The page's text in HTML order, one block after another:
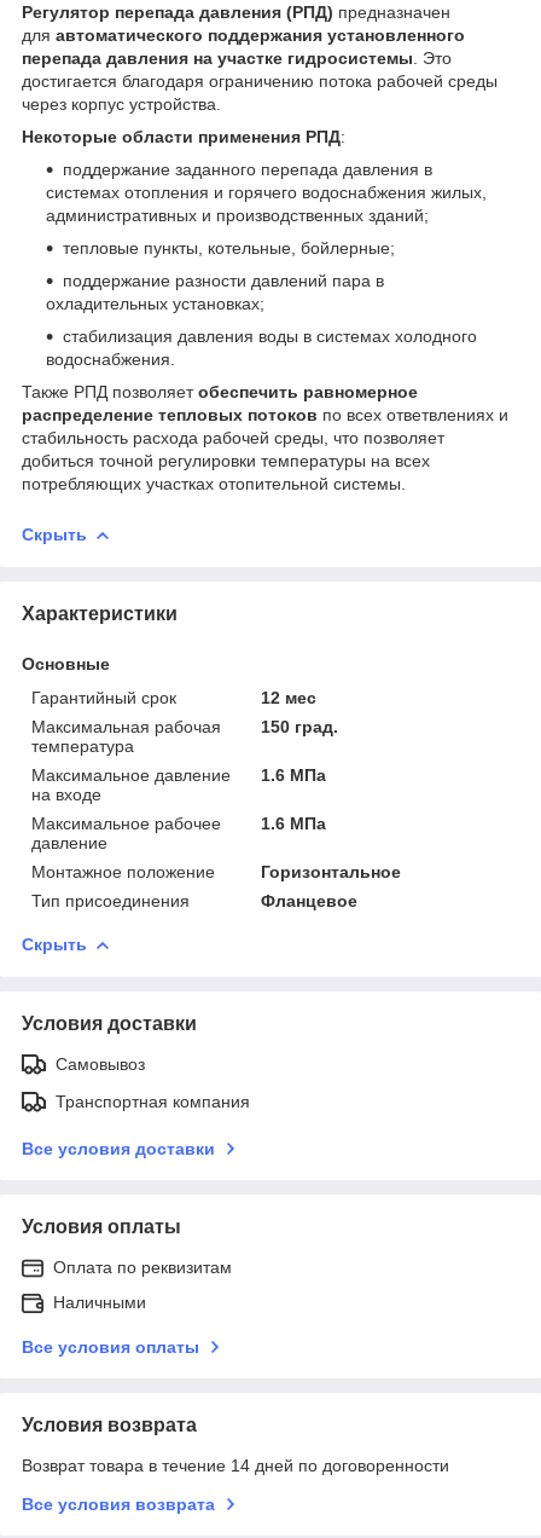
Регулятор перепада давления (РПД) предназначен
для автоматического поддержания установленного
перепада давления на участке гидросистемы . Это
достигается благодаря ограничению потока рабочей среды
через корпус устройства.
Некоторые области применения РПД:
поддержание заданного перепада давления в
системах отопления и горячего водоснабжения жилых,
административных и производственных зданий;
тепловые пункты, котельные, бойлерные;
поддержание разности давлений пара в
охладительных установках;
стабилизация давления воды в системах холодного
водоснабжения.
Также РПД позволяетобеспечить равномерное
распределение тепловых потоков по всех ответвлениях и
стабильность расхода рабочей среды, что позволяет
добиться точной регулировки температуры на всех
потребляющих участках отопительной системы.
Скрыть
Характеристики
Основные
Гарантийный срок
12 мес
Максимальная рабочая
температура
150 град.
Максимальное давление
на входе
1.6 МПа
Максимальное рабочее
давление
1.6 МПа
Монтажное положение
Горизонтальное
Тип присоединения
Фланцевое
Скрыть
Условия доставки
Самовывоз
Транспортная компания
Все условия доставки
Условия оплаты
Оплата по реквизитам
Наличными
Все условия оплаты
Условия возврата
Возврат товара в течение 14 дней по договоренности
Все условия возврата